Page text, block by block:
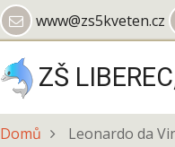
www@zs5kveten.cz
ZŠ
Domů Leonardo da